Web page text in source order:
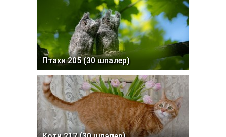
Птахи 205 (30 шпалер)